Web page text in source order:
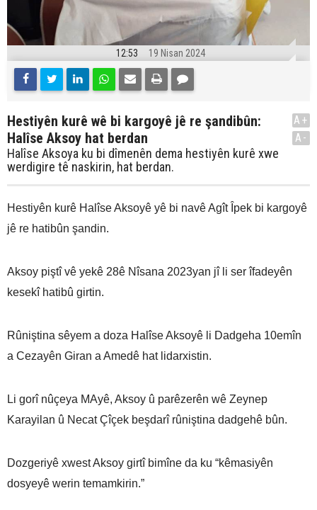
12:53 19 Nisan 2024
Hestiyên kurê wê bi kargoyê jê re şandibûn:
Halîse Aksoy hat berdan
Halîse Aksoya ku bi dîmenên dema hestiyên kurê xwe
werdigire tê naskirin, hat berdan.
A+
A-
Hestiyên kurê Halîse Aksoyê yê bi navê Agît Îpek bi kargoyê
jê re hatibûn şandin.
Aksoy piştî vê yekê 28ê Nîsana 2023yan jî li ser îfadeyên
kesekî hatibû girtin.
Rûniştina sêyem a doza Halîse Aksoyê li Dadgeha 10emîn
a Cezayên Giran a Amedê hat lidarxistin.
Li gorî nûçeya MAyê, Aksoy û parêzerên wê Zeynep
Karayilan û Necat Çîçek beşdarî rûniştina dadgehê bûn.
Dozgeriyê xwest Aksoy girtî bimîne da ku “kêmasiyên
dosyeyê werin temamkirin.”